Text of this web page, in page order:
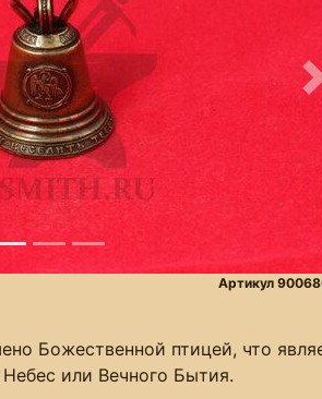
Артикул
Божественной птицей, что
или Вечного Бытия.